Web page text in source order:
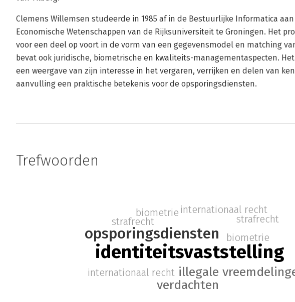
Clemens Willemsen studeerde in 1985 af in de Bestuurlijke Informatica
Economische Wetenschappen van de Rijksuniversiteit te Groningen. Het
voor een deel op voort in de vorm van een gegevensmodel en matching
bevat ook juridische, biometrische en kwaliteits-managementaspecten.
een weergave van zijn interesse in het vergaren, verrijken en delen van
aanvulling een praktische betekenis voor de opsporingsdiensten.
Trefwoorden
identiteitsvaststelling
opsporingsdiensten
illegale
verdachten
biometrie
internationaal recht
strafrecht
biometrie internationaal recht
strafrecht